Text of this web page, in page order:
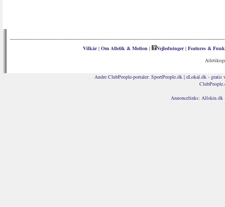
Vilkår| Om Atletik & Motion | Vejledninger| Features &
Andre ClubPeople-portaler: SportPeople.dk| eLokal.dk - gratis
Annoncelinks: Allskin.dk